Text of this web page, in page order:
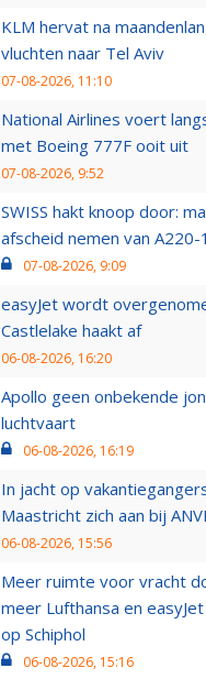
KLM hervat na
vluchten naar Tel Aviv
07-08-2026, 11:10
National Airlines voert
met Boeing 777F ooit uit
07-08-2026, 9:52
SWISS hakt knoop door:
afscheid nemen van
07-08-2026, 9:09
easyJet wordt
Castlelake haakt af
06-08-2026, 16:20
Apollo geen onbekende
luchtvaart
06-08-2026, 16:19
In jacht op
Maastricht zich aan bij
06-08-2026, 15:56
Meer ruimte voor vracht
meer Lufthansa en
op Schiphol
06-08-2026, 15:16